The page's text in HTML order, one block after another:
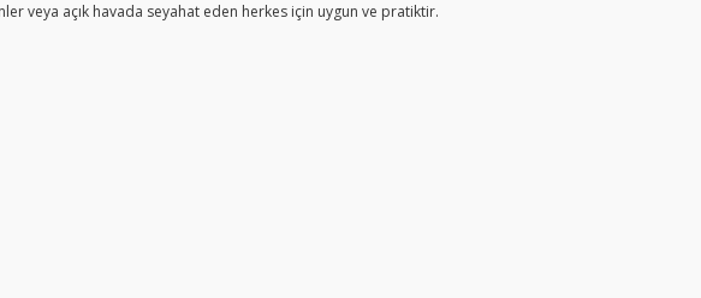
veya açık havada seyahat eden herkes için uygun ve pratiktir.